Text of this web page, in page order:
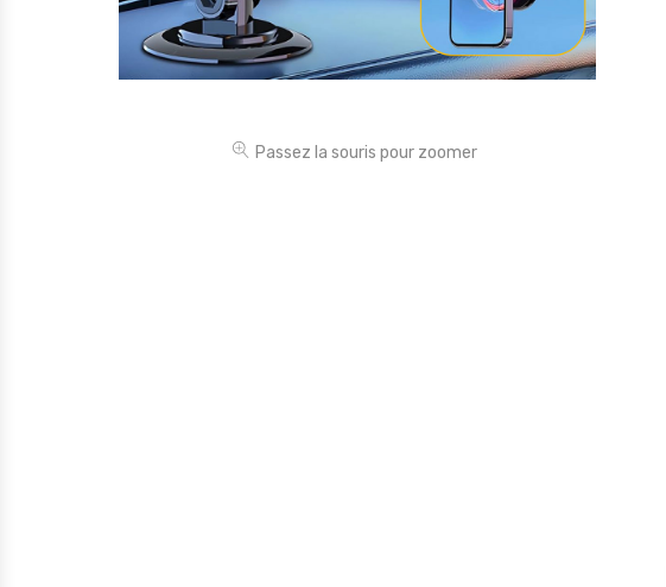
Outillages & Bricolage
Passez la souris pour zoomer